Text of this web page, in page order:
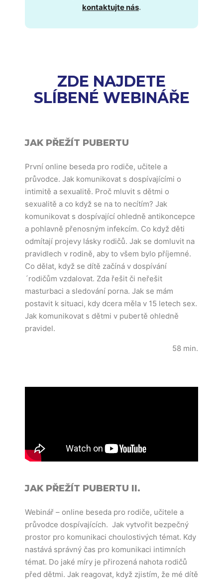
kontaktujte nás.
ZDE NAJDETE
SLÍBENÉ WEBINÁŘE
JAK PŘEŽÍT PUBERTU
První online beseda pro rodiče, učitele a
průvodce. Jak komunikovat s dospívajícími o
intimitě a sexualitě. Proč mluvit s dětmi o
sexualitě a co když se na to necítím? Jak
komunikovat s dospívající ohledně antikoncepce
a pohlavně přenosným infekcím. Co když děti
odmítají projevy lásky rodičů. Jak se domluvit na
pravidlech v rodině, aby to všem bylo příjemné.
Co dělat, když se dítě začíná v dospívání
´rodičům vzdalovat. Zda řešit či neřešit
masturbaci a sledování porna. Jak se mám
postavit k situaci, kdy dcera měla v 15 letech sex.
Jak komunikovat s dětmi v pubertě ohledně
pravidel.
58 min.
JAK PŘEŽÍT PUBERTU II.
Webinář – online beseda pro rodiče, učitele a
průvodce dospívajících. Jak vytvořit bezpečný
prostor pro komunikaci choulostivých témat. Kdy
nastává správný čas pro komunikaci intimních
témat. Do jaké míry je přirozená nahota rodičů
před dětmi. Jak reagovat, když zjistím, že mé dítě